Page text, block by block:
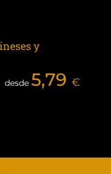
y
desde 5,79 €